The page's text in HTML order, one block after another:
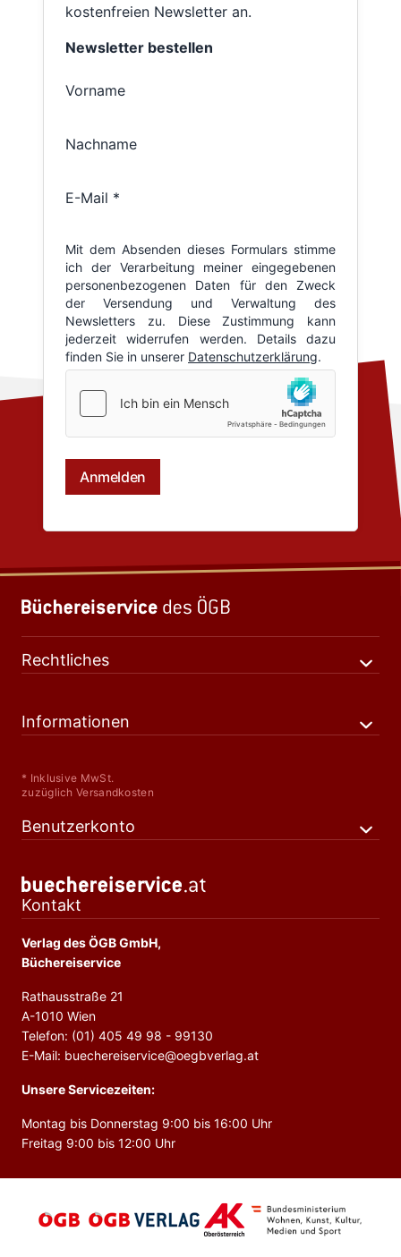
kostenfreien Newsletter an.
Rechtliches
Informationen
* Inklusive MwSt.
zuzüglich Versandkosten
Benutzerkonto
Kontakt
Verlag des ÖGB GmbH,
Büchereiservice
Rathausstraße 21
A-1010 Wien
Telefon: (01) 405 49 98 - 99130
E-Mail: buechereiservice@oegbverlag.at
Unsere Servicezeiten:
Montag bis Donnerstag 9:00 bis 16:00 Uhr
Freitag 9:00 bis 12:00 Uhr